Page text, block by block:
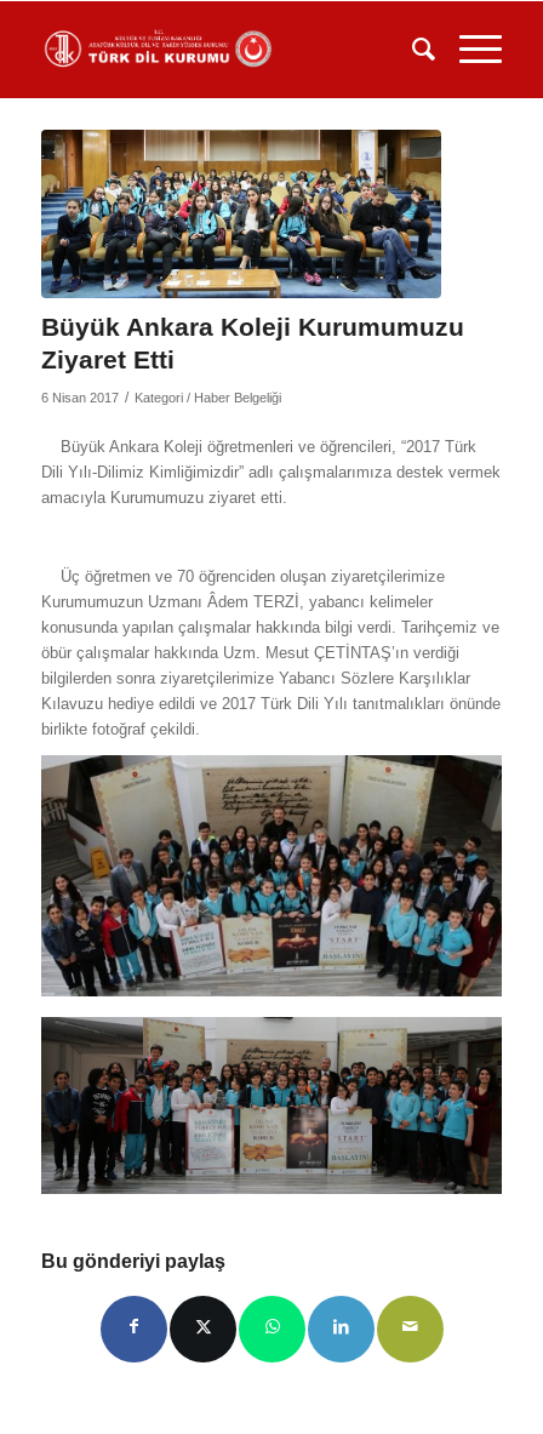
Büyük Ankara Koleji Kurumumuzu
Ziyaret Etti
6 Nisan 2017 / Kategori / Haber Belgeliği
Büyük Ankara Koleji öğretmenleri ve öğrencileri, “2017 Türk
Dili Yılı-Dilimiz Kimliğimizdir” adlı çalışmalarımıza destek vermek
amacıyla Kurumumuzu ziyaret etti.
Üç öğretmen ve 70 öğrenciden oluşan ziyaretçilerimize
Kurumumuzun Uzmanı Âdem TERZİ, yabancı kelimeler
konusunda yapılan çalışmalar hakkında bilgi verdi. Tarihçemiz ve
öbür çalışmalar hakkında Uzm. Mesut ÇETİNTAŞ’ın verdiği
bilgilerden sonra ziyaretçilerimize Yabancı Sözlere Karşılıklar
Kılavuzu hediye edildi ve 2017 Türk Dili Yılı tanıtmalıkları önünde
birlikte fotoğraf çekildi.
Bu gönderiyi paylaş